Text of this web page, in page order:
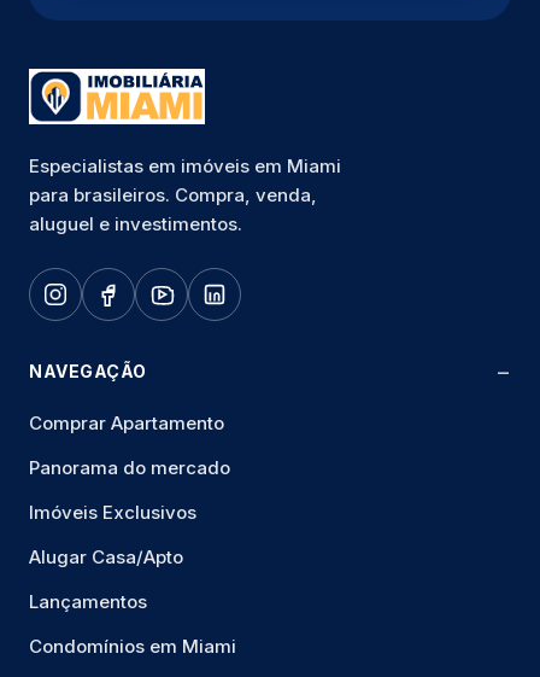
Especialistas em imóveis em Miami
para brasileiros. Compra, venda,
aluguel e investimentos.
NAVEGAÇÃO
Comprar Apartamento
Panorama do mercado
Imóveis Exclusivos
Alugar Casa/Apto
Lançamentos
Condomínios em Miami